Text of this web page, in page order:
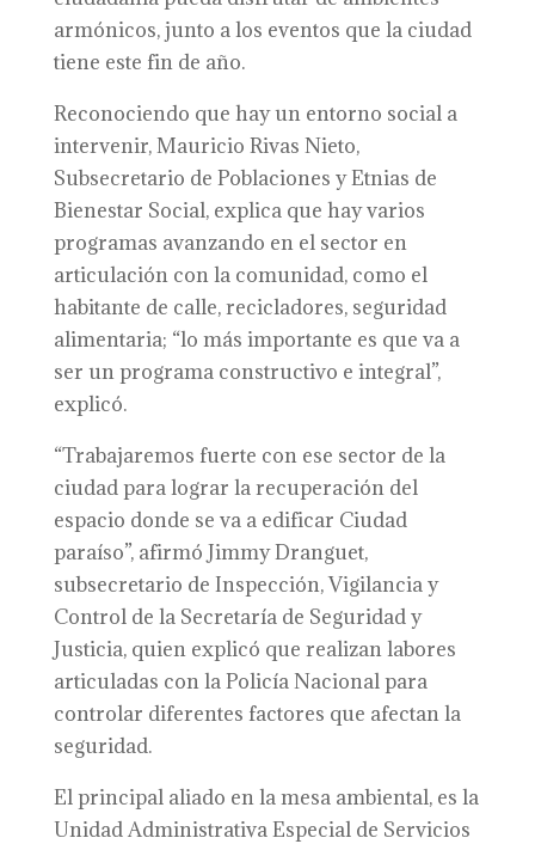
armónicos, junto a los eventos que la ciudad
tiene este fin de año.
Reconociendo que hay un entorno social a
intervenir, Mauricio Rivas Nieto,
Subsecretario de Poblaciones y Etnias de
Bienestar Social, explica que hay varios
programas avanzando en el sector en
articulación con la comunidad, como el
habitante de calle, recicladores, seguridad
alimentaria; “lo más importante es que va a
ser un programa constructivo e integral”,
explicó.
“Trabajaremos fuerte con ese sector de la
ciudad para lograr la recuperación del
espacio donde se va a edificar Ciudad
paraíso”, afirmó Jimmy Dranguet,
subsecretario de Inspección, Vigilancia y
Control de la Secretaría de Seguridad y
Justicia, quien explicó que realizan labores
articuladas con la Policía Nacional para
controlar diferentes factores que afectan la
seguridad.
El principal aliado en la mesa ambiental, es la
Unidad Administrativa Especial de Servicios